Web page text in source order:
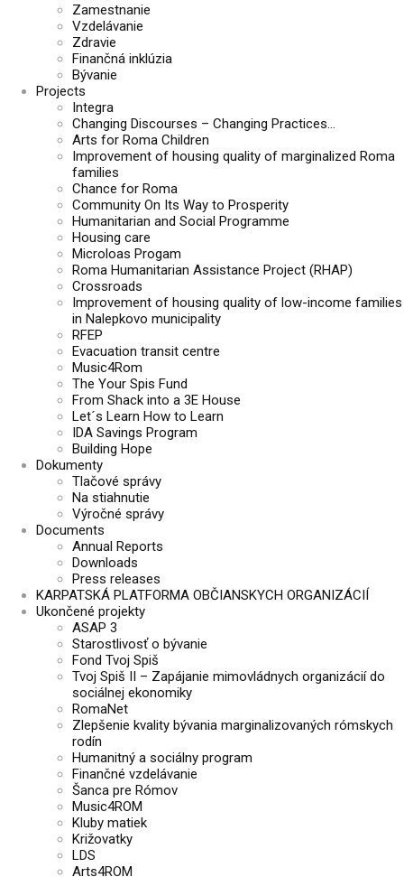
Zamestnanie
Vzdelávanie
Zdravie
Finančná inklúzia
Bývanie
Projects
Integra
Changing Discourses – Changing Practices…
Arts for Roma Children
Improvement of housing quality of marginalized Roma
families
Chance for Roma
Community On Its Way to Prosperity
Humanitarian and Social Programme
Housing care
Microloas Progam
Roma Humanitarian Assistance Project (RHAP)
Crossroads
Improvement of housing quality of low-income families
in Nalepkovo municipality
RFEP
Evacuation transit centre
Music4Rom
The Your Spis Fund
From Shack into a 3E House
Let´s Learn How to Learn
IDA Savings Program
Building Hope
Dokumenty
Tlačové správy
Na stiahnutie
Výročné správy
Documents
Annual Reports
Downloads
Press releases
KARPATSKÁ PLATFORMA OBČIANSKYCH ORGANIZÁCIÍ
Ukončené projekty
ASAP 3
Starostlivosť o bývanie
Fond Tvoj Spiš
Tvoj Spiš II – Zapájanie mimovládnych organizácií do
sociálnej ekonomiky
RomaNet
Zlepšenie kvality bývania marginalizovaných rómskych
rodín
Humanitný a sociálny program
Finančné vzdelávanie
Šanca pre Rómov
Music4ROM
Kluby matiek
Križovatky
LDS
Arts4ROM